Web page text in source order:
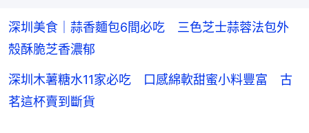
深圳美食｜蒜香麵包6間必吃 三色芝士蒜蓉法包外
殼酥脆芝香濃郁
深圳木薯糖水11家必吃 口感綿軟甜蜜小料豐富 古
茗這杯賣到斷貨